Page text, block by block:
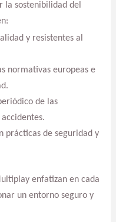
la sostenibilidad del
y resistentes al
normativas europeas e
de las
prácticas de seguridad y
enfatizan en cada
un entorno seguro y